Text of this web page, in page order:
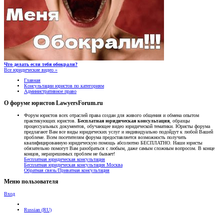
Что делать если тебя обокрали?
Все юридические видео »
Главная
Консультации юристов по категориям
Административное право
О форуме юристов LawyersForum.ru
Форум юристов всех отраслей права создан для живого общения и обмена опытом
практикующих юристов. Бесплатная юридическая консультация , образцы
процессуальных документов, обучающее видео юридической тематики. Юристы форума
предлагают Вам все виды юридических услуг и индивидуально подойдут к любой Вашей
проблеме. Всем посетителям форума предоставляется возможность получить
квалифицированную юридическую помощь абсолютно БЕСПЛАТНО. Наши юристы
обязательно помогут Вам разобраться с любым, даже самым сложным вопросом. В конце
концов, неразрешимых проблем не бывает!
Бесплатная юридическая консультация
Бесплатная юридическая консультация Москва
Обратная связь/Приватная консультация
Меню пользователя
Вход
Russian (RU)